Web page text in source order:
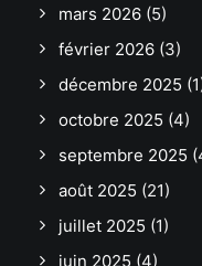
mars 2026 (5)
février 2026 (3)
décembre 2025
octobre 2025 (4)
septembre 2025
août 2025 (21)
juillet 2025 (1)
juin 2025 (4)